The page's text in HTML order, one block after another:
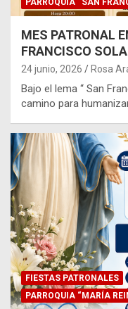
PARROQUIA “SAN
MES PATRONAL
FRANCISCO
24 junio, 2026 Rosa
Bajo el lema “ San
camino para
FIESTAS PATRONALES
PARROQUIA “MARÍA